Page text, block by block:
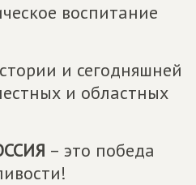
воспитание
и сегодняшней
и областных
– это победа